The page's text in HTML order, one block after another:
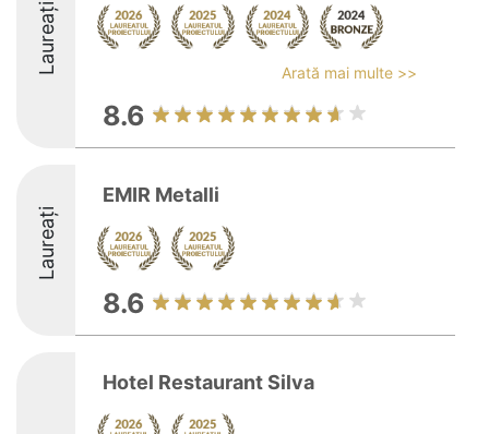
Laureați Arată mai multe >>
8.6
Laureați
EMIR Metalli
8.6
Hotel Restaurant Silva